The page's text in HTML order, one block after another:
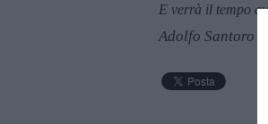
E verrà il tempo
Adolfo Santoro